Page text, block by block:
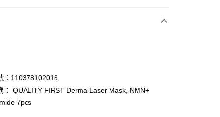
：110378102016
： QUALITY FIRST Derma Laser Mask, NMN+
7pcs